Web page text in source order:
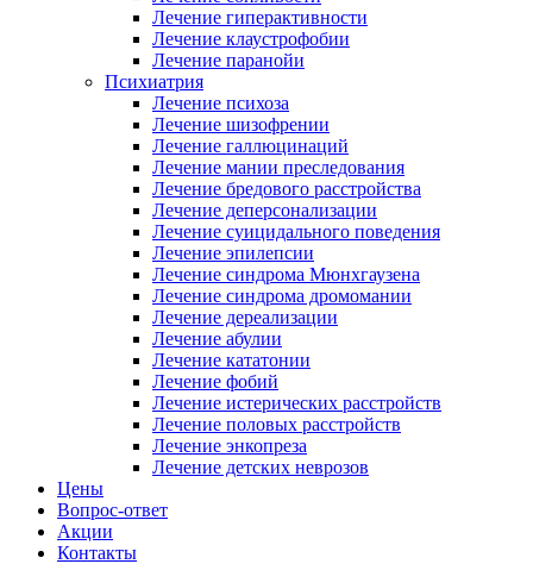
Лечение гиперактивности
Лечение клаустрофобии
Лечение паранойи
Психиатрия
Лечение психоза
Лечение шизофрении
Лечение галлюцинаций
Лечение мании преследования
Лечение бредового расстройства
Лечение деперсонализации
Лечение суицидального поведения
Лечение эпилепсии
Лечение синдрома Мюнхгаузена
Лечение синдрома дромомании
Лечение дереализации
Лечение абулии
Лечение кататонии
Лечение фобий
Лечение истерических расстройств
Лечение половых расстройств
Лечение энкопреза
Лечение детских неврозов
Цены
Вопрос-ответ
Акции
Контакты